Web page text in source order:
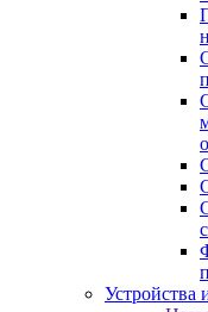
Устройства